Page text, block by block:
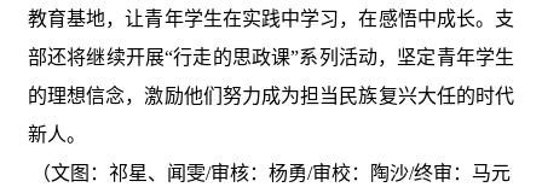
教育基地，让青年学生在实践中学习，在感悟中成长。支
部还将继续开展“行走的思政课”系列活动，坚定青年学生
的理想信念，激励他们努力成为担当民族复兴大任的时代
新人。
（文图：祁星、闻雯/审核：杨勇/审校：陶沙/终审：马元